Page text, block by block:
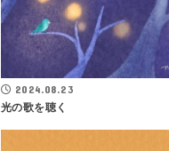
2024.08.23
光の歌を聴く